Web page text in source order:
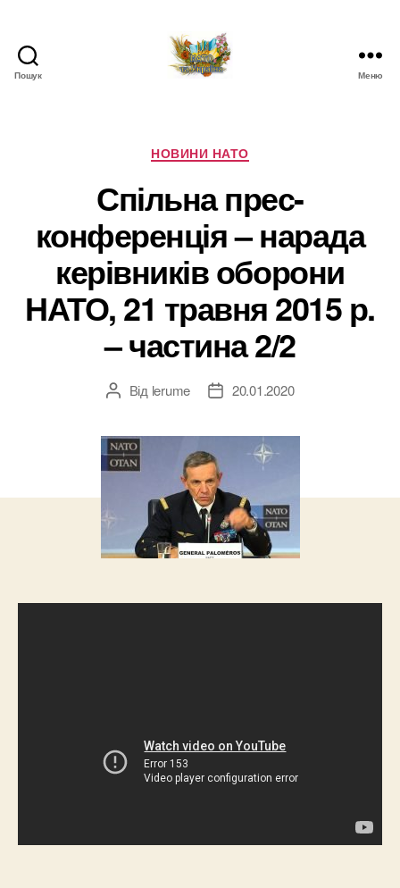
Пошук
Новини
про
НАТО
в
Україні
Меню
Категорії
НОВИНИ НАТО
Спільна прес-
конференція – нарада
керівників оборони
НАТО, 21 травня 2015 р.
– частина 2/2
Автор
Від lerume
Дата20.01.2020